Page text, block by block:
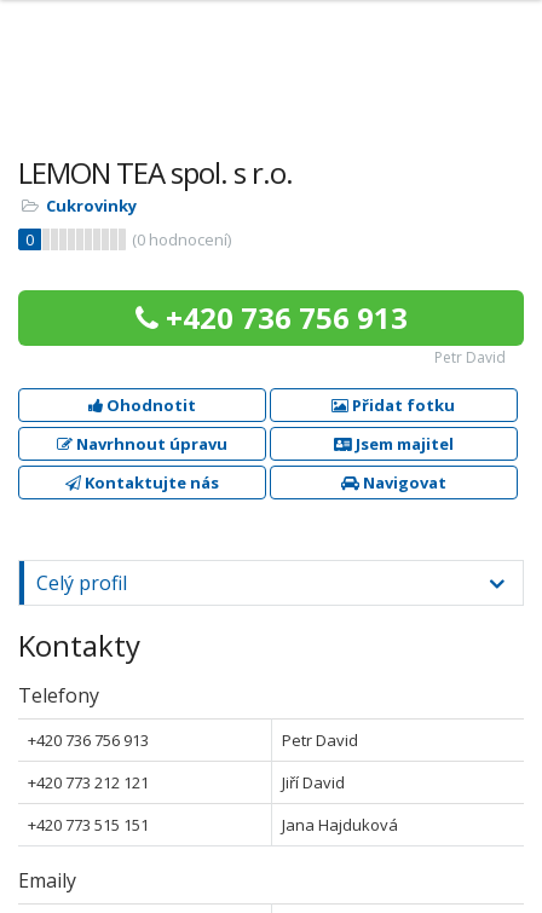
LEMON TEA spol. s r.o.
Cukrovinky
0
(0 hodnocení)
+420 736 756 913
Petr David
Ohodnotit
Přidat fotku
Navrhnout úpravu
Jsem majitel
Kontaktujte nás
Navigovat
Celý profil
Kontakty
Telefony
+420 736 756 913
Petr David
+420 773 212 121
Jiří David
+420 773 515 151
Jana Hajduková
Emaily